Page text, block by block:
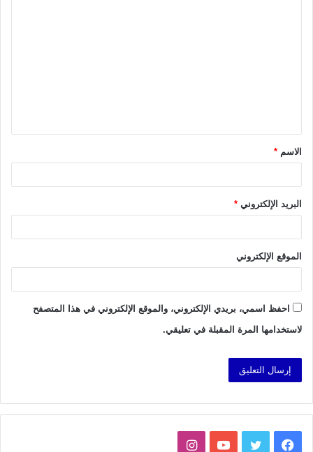
ق
*الاسم *
البريد الإلكتروني *
الموقع الإلكتروني
احفظ اسمي، بريدي الإلكتروني، والموقع الإلكتروني في هذا المتصفح
لاستخدامها المرة المقبلة في تعليقي.
فيسبوك تويتر يوتيوبانستقرام